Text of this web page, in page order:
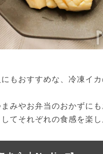
もおすすめな、冷凍イカ
みやお弁当のおかずにも
てそれぞれの食感を楽し